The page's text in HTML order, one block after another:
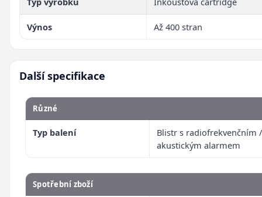
Výnos Až 400 stran
Další specifikace
Různé
Typ balení
Blistr s radiofrekvenčním /
akustickým alarmem
Spotřební zboží